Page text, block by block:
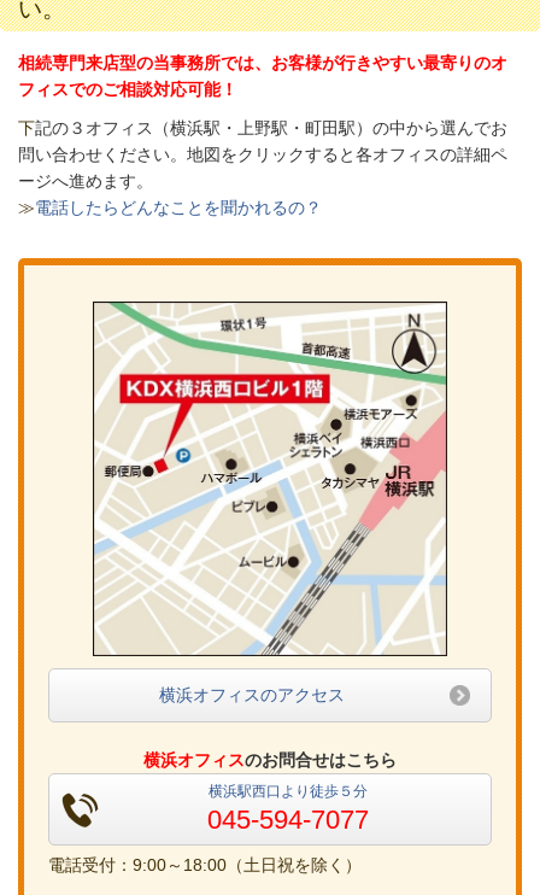
い。
相続専門来店型の当事務所では、お客様が行きやすい最寄りのオ
フィスでのご相談対応可能！
下記の３オフィス（横浜駅・上野駅・町田駅）の中から選んでお
問い合わせください。 地図をクリックすると各オフィスの詳細ペ
ージへ進めます。
≫電話したらどんなことを聞かれるの？
横浜オフィスのアクセス
横浜オフィスのお問合せはこちら
横浜駅西口より徒歩５分
045-594-7077
電話受付：9:00～18:00（土日祝を除く）